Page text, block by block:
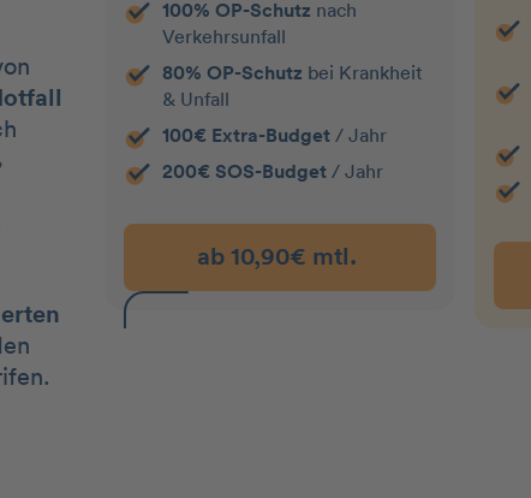
100% OP-Schutz nach
Verkehrsunfall
80% OP-Schutz bei Krankheit
& Unfall
100€ Extra-Budget / Jahr
200€ SOS-Budget/ Jahr
ab 10,90€ mtl.